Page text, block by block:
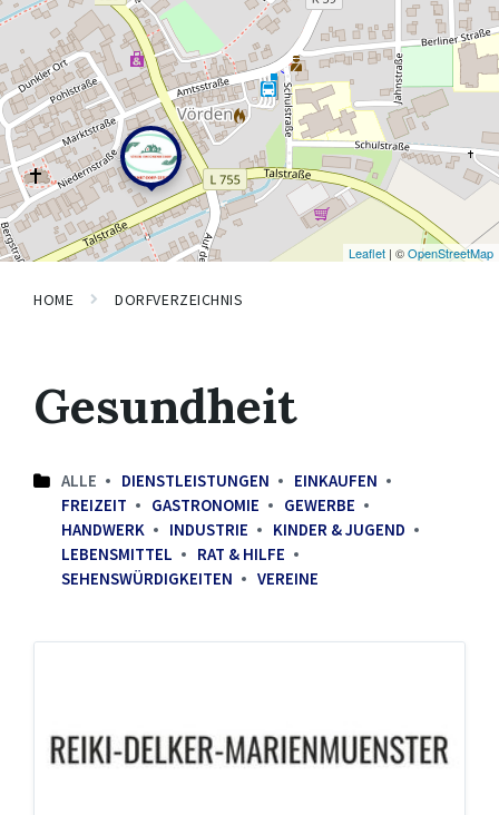
Leaflet | ©OpenStreetMap
HOME DORFVERZEICHNIS
Gesundheit
ALLE DIENSTLEISTUNGEN
EINKAUFEN
FREIZEIT
GASTRONOMIE
GEWERBE
HANDWERK
INDUSTRIE
KINDER & JUGEND
LEBENSMITTEL
RAT & HILFE
SEHENSWÜRDIGKEITEN
VEREINE